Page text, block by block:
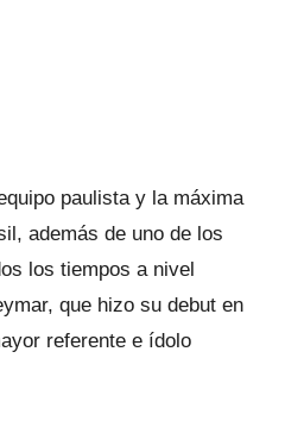
paulista y la máxima
además de uno de los
los tiempos a nivel
que hizo su debut en
referente e ídolo